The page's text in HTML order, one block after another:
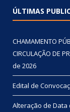
ÚLTIMAS
CHAMAMENTO
CIRCULAÇÃO DE
de 2026
Edital de
Alteração de Data